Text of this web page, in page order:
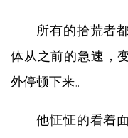
所有的拾荒者
体从之前的急速，
外停顿下来。
他怔怔的看着